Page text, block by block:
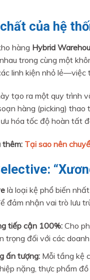
của hệ
hàng Hybrid
trong cùng một
linh kiện nhỏ lẻ—việc
tạo ra một quy trình
hàng (picking) thao
hóa tốc độ hoàn tất
thêm: Tại sao nên
là loại kệ phổ biến
đảm nhận vai trò lưu
tiếp cận 100%:Cho
trọng đối với các
ấn tượng:Mỗi tầng kệ
nặng, thực phẩm